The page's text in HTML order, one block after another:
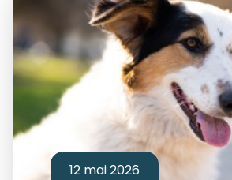
12 mai 2026